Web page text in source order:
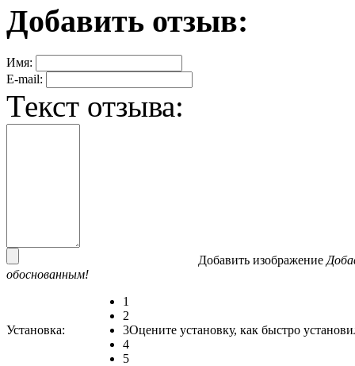
Добавить отзыв:
Имя:
E-mail:
Текст отзыва:
Добавить изображение
обоснованным!
Установка:
1
2
3
4
5
Оцените установку, как быстро